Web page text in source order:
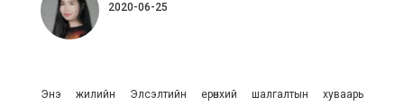
2020-06-25
Энэ жилийн Элсэлтийн ерөнхий шалгалтын хуваарь